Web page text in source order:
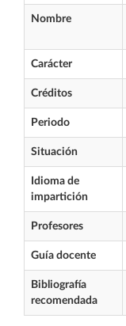
Nombre
Carácter
Créditos
Periodo
Situación
Idioma de
impartición
Profesores
Guía docente
Bibliografía
recomendada